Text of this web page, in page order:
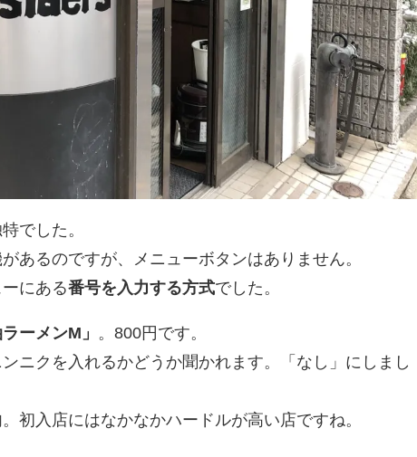
でした。
あるのですが、メニューボタンはありません。
にある番号を入力する方式でした。
ーメンM」 。800円です。
ニクを入れるかどうか聞かれます。「なし」にしまし
初入店にはなかなかハードルが高い店ですね。